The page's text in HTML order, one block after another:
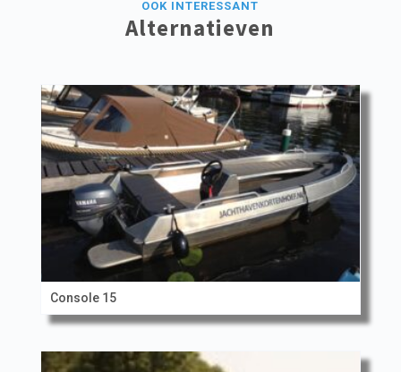
OOK INTERESSANT
Alternatieven
Console 15